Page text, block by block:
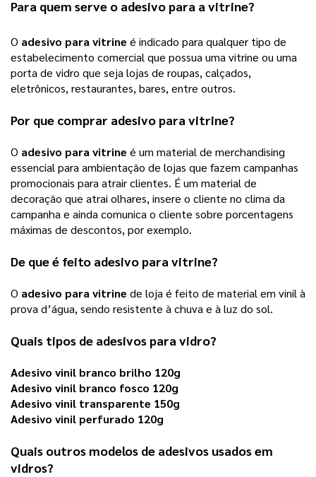
Para quem serve o adesivo para a vitrine?
O adesivo para vitrine é indicado para qualquer tipo de
estabelecimento comercial que possua uma vitrine ou uma
porta de vidro que seja lojas de roupas, calçados,
eletrônicos, restaurantes, bares, entre outros.
Por que comprar adesivo para vitrine?
O adesivo para vitrine é um material de merchandising
essencial para ambientação de lojas que fazem campanhas
promocionais para atrair clientes. É um material de
decoração que atrai olhares, insere o cliente no clima da
campanha e ainda comunica o cliente sobre porcentagens
máximas de descontos, por exemplo.
De que é feito adesivo para vitrine?
O adesivo para vitrine de loja é feito de material em vinil à
prova d’água, sendo resistente à chuva e à luz do sol.
Quais tipos de adesivos para vidro?
Adesivo vinil branco brilho 120g
Adesivo vinil branco fosco 120g
Adesivo vinil transparente 150g
Adesivo vinil perfurado 120g
Quais outros modelos de adesivos usados em
vidros?